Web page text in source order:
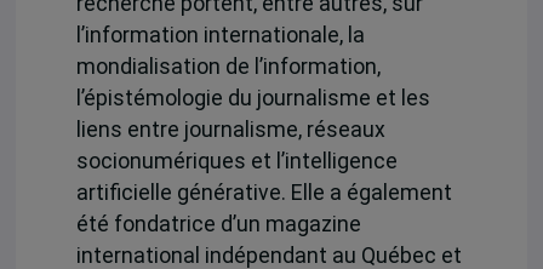
l’information internationale, la
mondialisation de l’information,
l’épistémologie du journalisme et les
liens entre journalisme, réseaux
socionumériques et l’intelligence
artificielle générative. Elle a également
été fondatrice d’un magazine
international indépendant au Québec et